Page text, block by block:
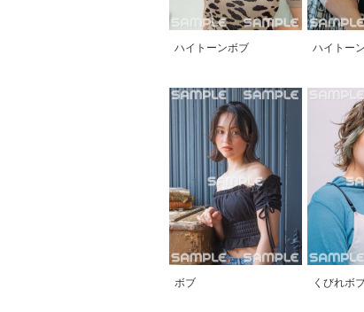
ハイトーンボブ ハイトー
ボブ くびれボ